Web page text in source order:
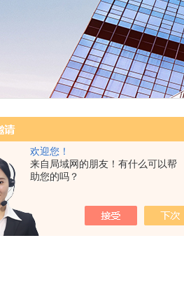
欢迎您！
来自局域网的朋友！有什么可以帮
助您的吗？
您现在的位置：首页 >产品展示>